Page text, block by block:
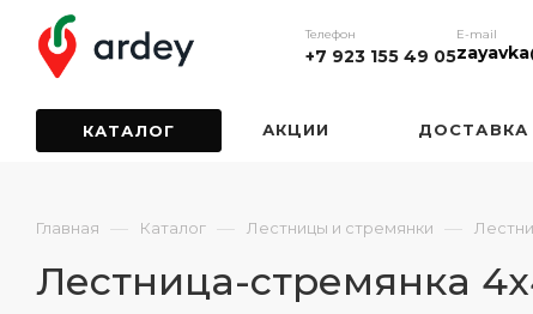
Телефон
+7 923 155 49 05
E-mail
КАТАЛОГ АКЦИИ ДОСТАВКА
Главная — Каталог — Лестницы и стремянки —
Лестница-стремянка